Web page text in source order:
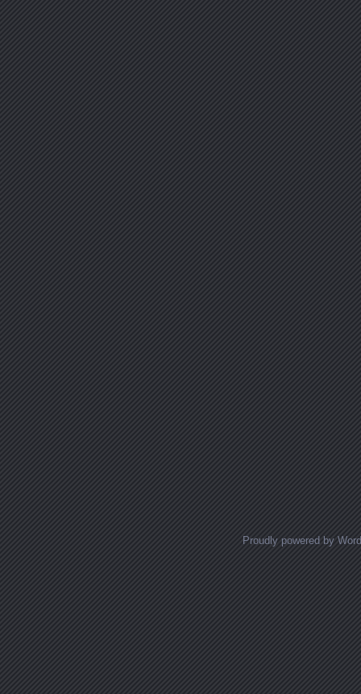
Proudly powered by